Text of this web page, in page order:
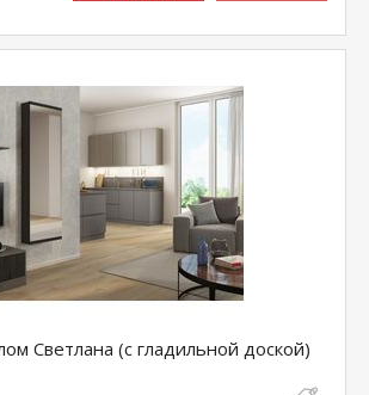
Светлана (с гладильной доской)